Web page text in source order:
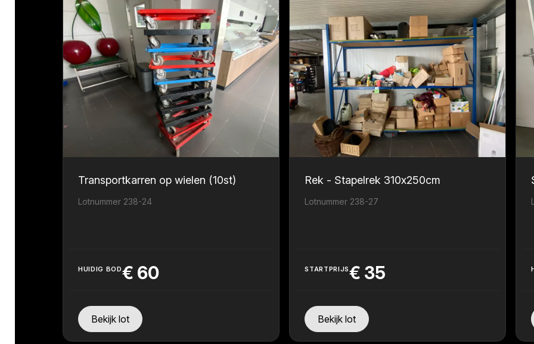
Transportkarren op wielen (10st)
Lotnummer 238-24
HUIDIG BOD€ 60
Bekijk lot
Rek - Stapelrek 310x250cm
Lotnummer 238-27
STARTPRIJS€ 35
Bekijk lot